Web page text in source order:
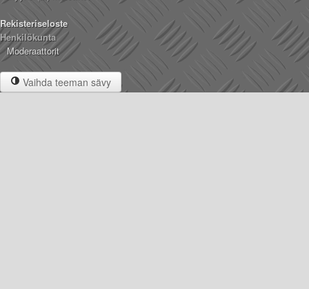
Rekisteriseloste
Henkilökunta
Moderaattorit
Vaihda teeman sävy